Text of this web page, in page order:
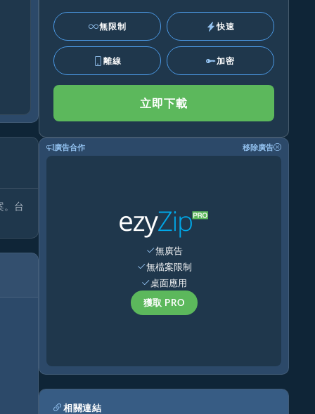
。台
無限制 快速
離線 加密
立即下載
廣告合作 移除廣告
無廣告
無檔案限制
桌面應用
獲取 PRO
相關連結